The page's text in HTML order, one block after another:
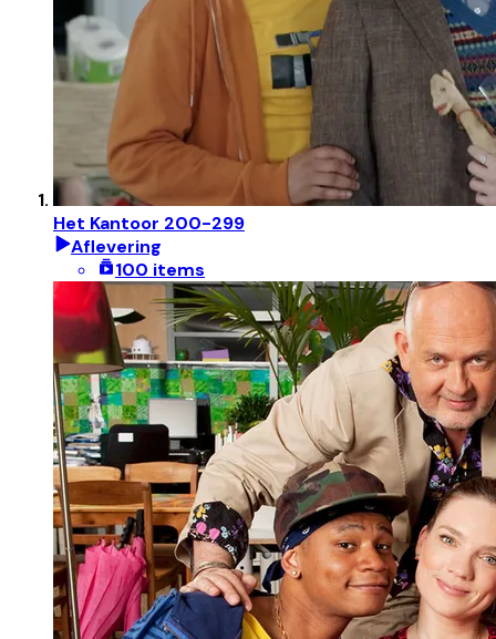
Het Kantoor 200-299
Aflevering
100 items